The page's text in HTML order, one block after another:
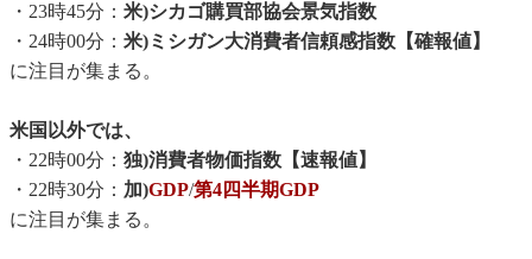
・23時45分： 米)シカゴ購買部協会景気指数
・24時00分： 米)ミシガン大消費者信頼感指数【確報値】
に注目が集まる。
米国以外では、
・22時00分： 独)消費者物価指数【速報値】
・22時30分： 加)GDP/第4四半期GDP
に注目が集まる。